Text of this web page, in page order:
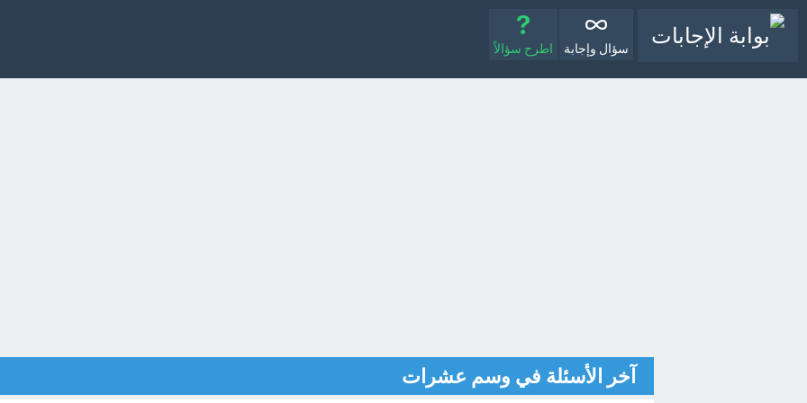
سؤال وإجابة اطرح سؤالاً
آخر الأسئلة في وسم عشرات